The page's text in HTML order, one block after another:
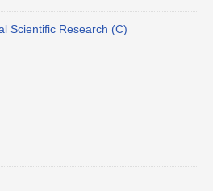
Scientific Research (C)